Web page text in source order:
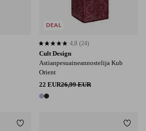
Cult Design
Astianpesuaineannostelija Kub
Orient
22 EUR26,99 EUR
2 värejä
4,8 perustuen 24 arvosanaan
4,8 (24)
DEAL
Lisää suosikkeihin